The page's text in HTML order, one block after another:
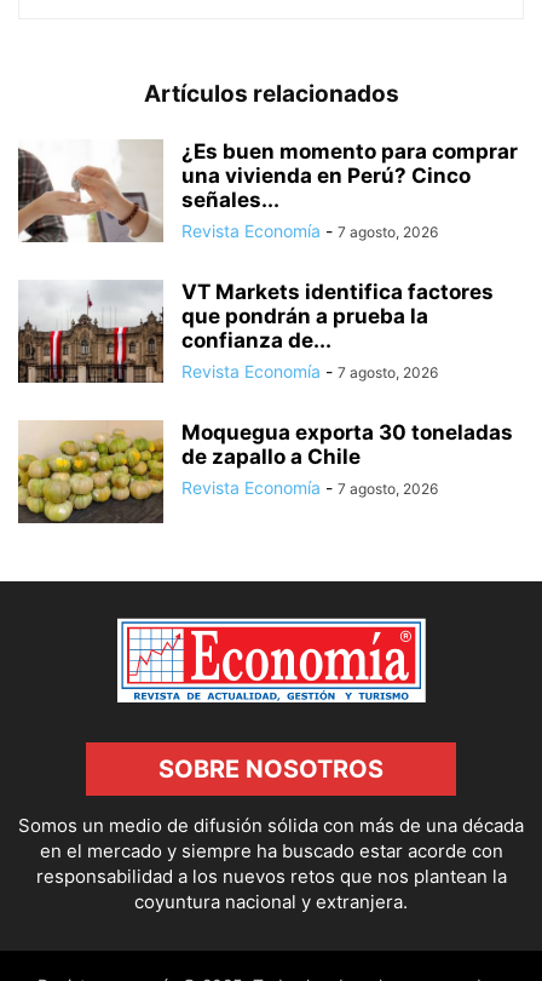
Artículos relacionados
¿Es buen momento para comprar
una vivienda en Perú? Cinco
señales...
Revista Economía - 7 agosto, 2026
VT Markets identifica factores
que pondrán a prueba la
confianza de...
Revista Economía - 7 agosto, 2026
Moquegua exporta 30 toneladas
de zapallo a Chile
Revista Economía - 7 agosto, 2026
SOBRE NOSOTROS
Somos un medio de difusión sólida con más de una década
en el mercado y siempre ha buscado estar acorde con
responsabilidad a los nuevos retos que nos plantean la
coyuntura nacional y extranjera.